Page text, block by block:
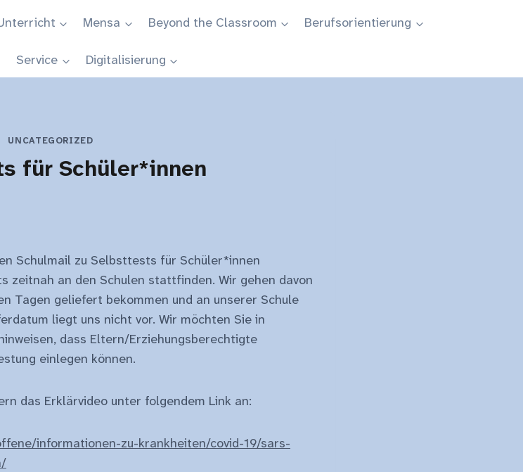
Mensa Beyond the Classroom Berufsorientierung
Service Digitalisierung
UNCATEGORIZED
für Schüler*innen
Schulmail zu Selbsttests für Schüler*innen
zeitnah an den Schulen stattfinden. Wir gehen davon
Tagen geliefert bekommen und an unserer Schule
liegt uns nicht vor. Wir möchten Sie in
dass Eltern/Erziehungsberechtigte
einlegen können.
das Erklärvideo unter folgendem Link an:
informationen-zu-krankheiten/covid-19/sars-